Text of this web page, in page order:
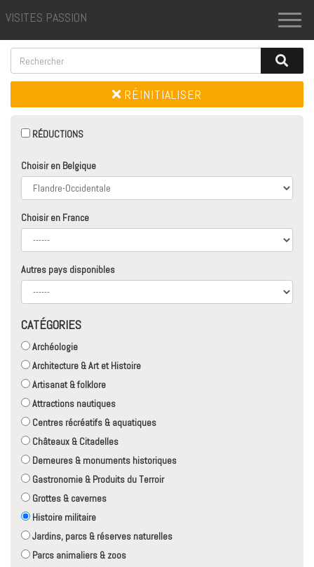
VISITES PASSION
RÉINITIALISER
RÉDUCTIONS
Choisir en Belgique
Choisir en France
Autres pays disponibles
CATÉGORIES
Archéologie
Architecture & Art et Histoire
Artisanat & folklore
Attractions nautiques
Centres récréatifs & aquatiques
Châteaux & Citadelles
Demeures & monuments historiques
Gastronomie & Produits du Terroir
Grottes & cavernes
Histoire militaire
Jardins, parcs & réserves naturelles
Parcs animaliers & zoos